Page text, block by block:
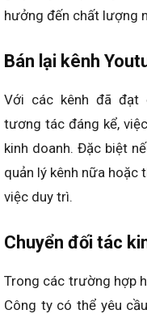
hưởng đến chất lượng
Bán lại kênh
Với các kênh đã
tương tác đáng kể,
kinh doanh. Đặc biệt
quản lý kênh nữa hoặc
việc duy trì.
Chuyển đối tác
Trong các trường hợp
Công ty có thể yêu